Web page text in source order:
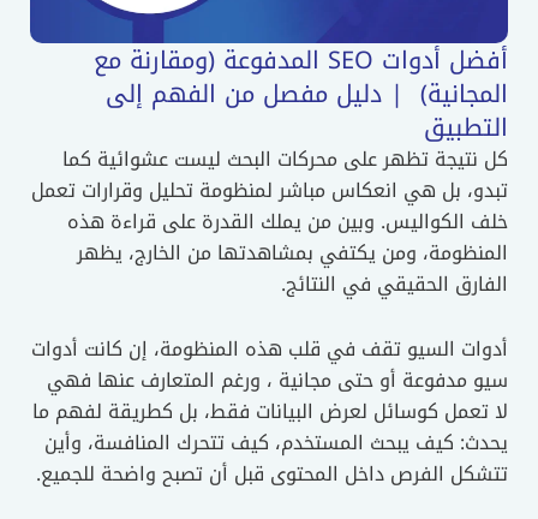
أفضل أدوات SEO المدفوعة (ومقارنة مع
| دليل مفصل من الفهم إلى
تظهر على محركات البحث ليست عشوائية كما
بل هي انعكاس مباشر لمنظومة تحليل وقرارات تعمل
الكواليس. وبين من يملك القدرة على قراءة هذه
ومن يكتفي بمشاهدتها من الخارج، يظهر
الحقيقي في النتائج.
السيو تقف في قلب هذه المنظومة، إن كانت أدوات
مدفوعة أو حتى مجانية ، ورغم المتعارف عنها فهي
كوسائل لعرض البيانات فقط، بل كطريقة لفهم ما
كيف يبحث المستخدم، كيف تتحرك المنافسة، وأين
الفرص داخل المحتوى قبل أن تصبح واضحة للجميع.